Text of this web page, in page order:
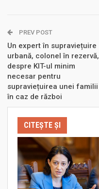
PREV POST
Un expert în supraviețuire
urbană, colonel în rezervă,
despre KIT-ul minim
necesar pentru
supraviețuirea unei familii
în caz de război
CITEȘTE ȘI